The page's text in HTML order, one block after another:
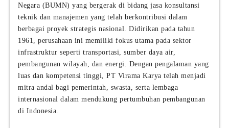
Negara (BUMN) yang bergerak di bidang jasa konsultansi
teknik dan manajemen yang telah berkontribusi dalam
berbagai proyek strategis nasional. Didirikan pada tahun
1961, perusahaan ini memiliki fokus utama pada sektor
infrastruktur seperti transportasi, sumber daya air,
pembangunan wilayah, dan energi. Dengan pengalaman yang
luas dan kompetensi tinggi, PT Virama Karya telah menjadi
mitra andal bagi pemerintah, swasta, serta lembaga
internasional dalam mendukung pertumbuhan pembangunan
di Indonesia.